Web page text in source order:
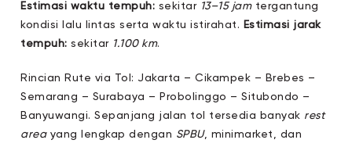
Estimasi waktu tempuh: sekitar 13–15 jamtergantung
kondisi lalu lintas serta waktu istirahat. Estimasi jarak
tempuh: sekitar 1.100 km.
Rincian Rute via Tol: Jakarta – Cikampek – Brebes –
Semarang – Surabaya – Probolinggo – Situbondo –
Banyuwangi. Sepanjang jalan tol tersedia banyak rest
areayang lengkap dengan SPBU, minimarket, dan